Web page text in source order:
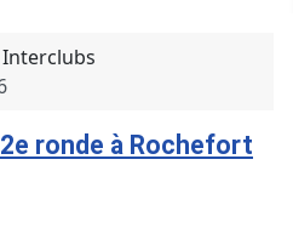
Interclubs
ronde à Rochefort